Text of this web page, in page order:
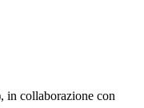
in collaborazione con